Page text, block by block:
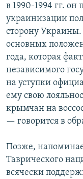
в 1990-1994 гг.
украинизации
сторону Украины.
основных
года, которая
независимого
на уступки
ему свою
крымчан на
— говорится в
Позже,
Таврического
всячески